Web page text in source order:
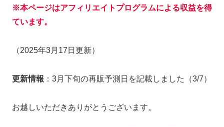
※本ページはアフィリエイトプログラムによる収益を得
ています。
（2025年3月17日更新）
更新情報 ：3月下旬の再販予測日を記載しました（3/7）
お越しいただきありがとうございます。